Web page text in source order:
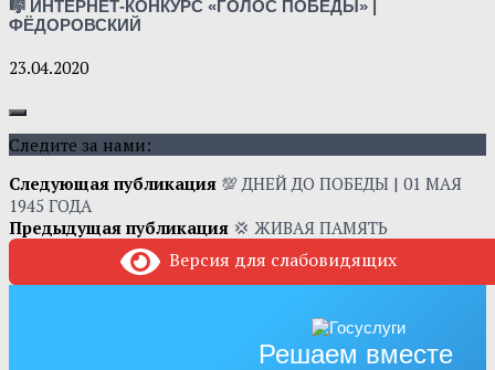
🎼 ИНТЕРНЕТ-КОНКУРС «ГОЛОС ПОБЕДЫ» |
ФЁДОРОВСКИЙ
23.04.2020
Следите за нами:
Следующая публикация 💯 ДНЕЙ ДО ПОБЕДЫ | 01 МАЯ
1945 ГОДА
Предыдущая публикация 💢 ЖИВАЯ ПАМЯТЬ
Версия для слабовидящих
Решаем вместе